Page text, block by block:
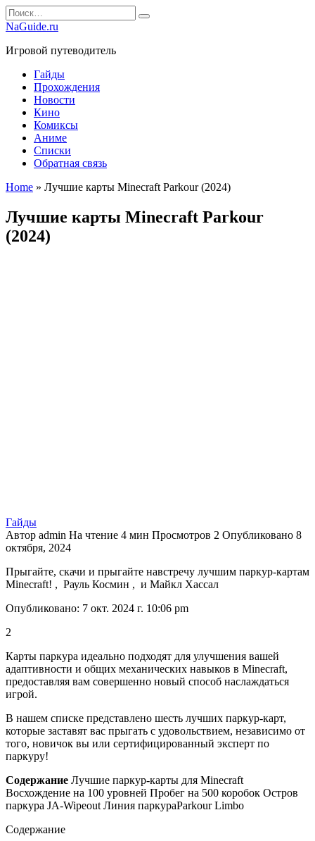
Перейти
к
Search
for:
NaGuide.ru
Игровой путеводитель
Гайды
Прохождения
Новости
Кино
Комиксы
Аниме
Списки
Обратная связь
Home » Лучшие карты Minecraft Parkour (2024)
Лучшие карты Minecraft Parkour
(2024)
Гайды
Автор admin На чтение 4 мин Просмотров 2 Опубликовано 8
октября, 2024
Прыгайте, скачи и прыгайте навстречу лучшим паркур-картам
Minecraft! , Рауль Космин , и Майкл Хассал
Опубликовано: 7 окт. 2024 г. 10:06 pm
2
Карты паркура идеально подходят для улучшения вашей
адаптивности и общих механических навыков в Minecraft,
предоставляя вам совершенно новый способ наслаждаться
игрой.
В нашем списке представлено шесть лучших паркур-карт,
которые заставят вас прыгать с удовольствием, независимо от
того, новичок вы или сертифицированный эксперт по
паркуру!
Содержание Лучшие паркур-карты для Minecraft
Восхождение на 100 уровней Пробег на 500 коробок Остров
паркура JA-Wipeout Линия паркураParkour Limbo
Содержание